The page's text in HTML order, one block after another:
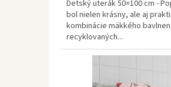
Detský uterák 50×100 cm -
bol nielen krásny, ale aj
kombinácie mäkkého
recyklovaných...